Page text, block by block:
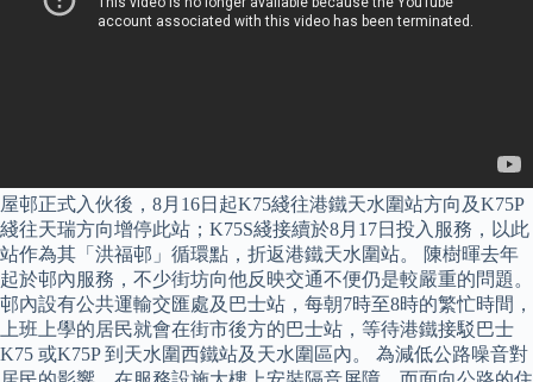
屋邨正式入伙後，8月16日起K75綫往港鐵天水圍站方向及K75P
綫往天瑞方向增停此站；K75S綫接續於8月17日投入服務，以此
站作為其「洪福邨」循環點，折返港鐵天水圍站。 陳樹暉去年
起於邨內服務，不少街坊向他反映交通不便仍是較嚴重的問題。
邨內設有公共運輸交匯處及巴士站，每朝7時至8時的繁忙時間，
上班上學的居民就會在街市後方的巴士站，等待港鐵接駁巴士
K75 或K75P 到天水圍西鐵站及天水圍區內。 為減低公路噪音對